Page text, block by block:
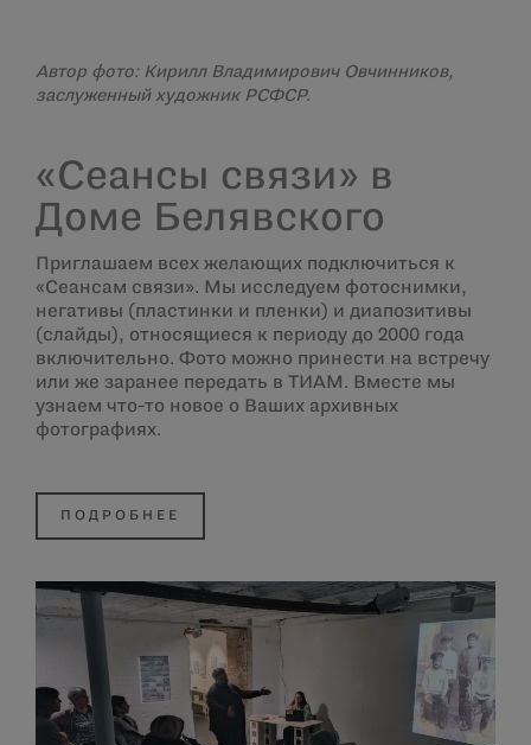
Автор фото: Кирилл Владимирович Овчинников,
заслуженный художник РСФСР.
«Сеансы связи» в
Доме Белявского
Приглашаем всех желающих подключиться к
«Сеансам связи». Мы исследуем фотоснимки,
негативы (пластинки и пленки) и диапозитивы
(слайды), относящиеся к периоду до 2000 года
включительно. Фото можно принести на встречу
или же заранее передать в ТИАМ. Вместе мы
узнаем что-то новое о Ваших архивных
фотографиях.
ПОДРОБНЕЕ